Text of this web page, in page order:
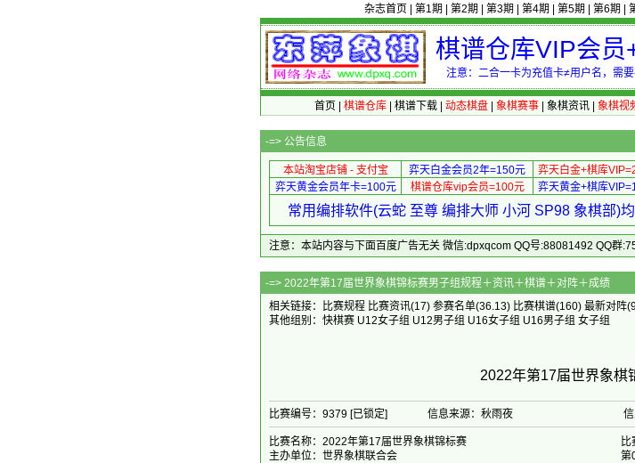
杂志首页 第1期 第2期 第3期 第4期 第5期 第6期
棋谱仓库VIP会
注意：二合一卡为充值卡≠用户名，需
首页 棋谱仓库| 棋谱下载| 动态棋盘| 象棋赛事| 象棋资讯| 象棋视
-=> 公告信息
本站淘宝店铺 - 支付宝 弈天白金会员2年=150元 弈天白金+棋库
弈天黄金会员年卡=100元
棋谱仓库vip会员=100元 弈天黄金+棋库
常用编排软件(云蛇 至尊 编排大师 小河 SP98 象棋部)
注意：本站内容与下面百度广告无关 微信:dpxqcom QQ号:88081492 QQ群
-=> 2022年第17届世界象棋锦标赛男子组规程＋资
相关链接：
比赛规程 比赛资讯(17) 参赛名单(36.13) 比赛棋谱(160) 最新对阵
其他组别： 快棋赛 U12女子组 U12男子组 U16女子组 U16男子组 女子组
2022年第17届世界象棋
比赛编号：9379 [已锁定] 信息来源：秋雨夜
比赛名称：2022年第17届世界象棋锦标赛
主办单位：世界象棋联合会
比
第